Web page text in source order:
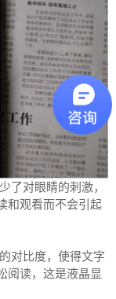
了对眼睛的刺激，
和观看而不会引起
对比度，使得文字
阅读，这是液晶显